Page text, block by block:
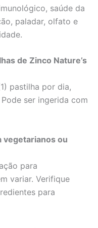
saúde da
paladar, olfato e
de Zinco Nature’s
pastilha por dia,
ser ingerida com
vegetarianos ou
para
variar. Verifique
para